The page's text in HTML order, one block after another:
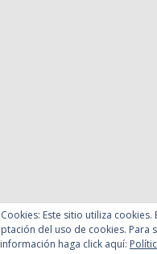
Este sitio utiliza cookies.
del uso de cookies. Para
haga click aquí: